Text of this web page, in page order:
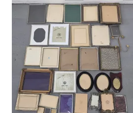
Ersättning om du inte får din vara